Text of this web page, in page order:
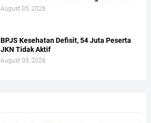
August 05, 2026
BPJS Kesehatan Defisit, 54 Juta Peserta
JKN Tidak Aktif
August 03, 2026